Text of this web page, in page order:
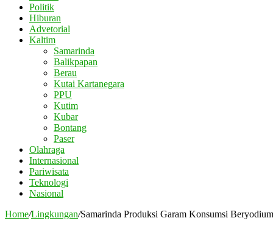
Politik
Hiburan
Advetorial
Kaltim
Samarinda
Balikpapan
Berau
Kutai Kartanegara
PPU
Kutim
Kubar
Bontang
Paser
Olahraga
Internasional
Pariwisata
Teknologi
Nasional
Home/Lingkungan/Samarinda Produksi Garam Konsumsi Beryodium